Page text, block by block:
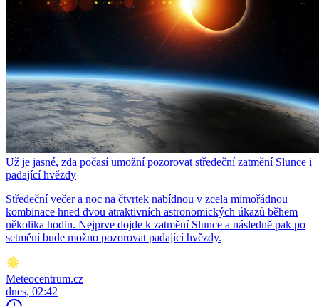
Už je jasné, zda počasí umožní pozorovat středeční zatmění Slunce i
padající hvězdy
Středeční večer a noc na čtvrtek nabídnou v zcela mimořádnou
kombinace hned dvou atraktivních astronomických úkazů během
několika hodin. Nejprve dojde k zatmění Slunce a následně pak po
setmění bude možno pozorovat padající hvězdy.
Meteocentrum.cz
dnes, 02:42